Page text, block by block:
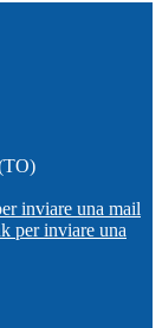
inviare una mail
per inviare una